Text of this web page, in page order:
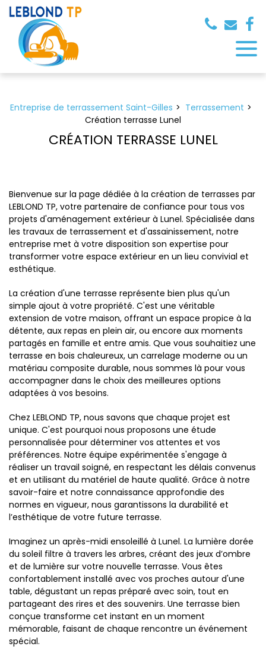
Entreprise de terrassement Saint-Gilles
Terrassement
Création terrasse Lunel
CRÉATION TERRASSE LUNEL
Bienvenue sur la page dédiée à la création de terrasses par
LEBLOND TP, votre partenaire de confiance pour tous vos
projets d'aménagement extérieur à Lunel. Spécialisée dans
les travaux de terrassement et d'assainissement, notre
entreprise met à votre disposition son expertise pour
transformer votre espace extérieur en un lieu convivial et
esthétique.
La création d'une terrasse représente bien plus qu'un
simple ajout à votre propriété. C'est une véritable
extension de votre maison, offrant un espace propice à la
détente, aux repas en plein air, ou encore aux moments
partagés en famille et entre amis. Que vous souhaitiez une
terrasse en bois chaleureux, un carrelage moderne ou un
matériau composite durable, nous sommes là pour vous
accompagner dans le choix des meilleures options
adaptées à vos besoins.
Chez LEBLOND TP, nous savons que chaque projet est
unique. C'est pourquoi nous proposons une étude
personnalisée pour déterminer vos attentes et vos
préférences. Notre équipe expérimentée s'engage à
réaliser un travail soigné, en respectant les délais convenus
et en utilisant du matériel de haute qualité. Grâce à notre
savoir-faire et notre connaissance approfondie des
normes en vigueur, nous garantissons la durabilité et
l’esthétique de votre future terrasse.
Imaginez un après-midi ensoleillé à Lunel. La lumière dorée
du soleil filtre à travers les arbres, créant des jeux d’ombre
et de lumière sur votre nouvelle terrasse. Vous êtes
confortablement installé avec vos proches autour d'une
table, dégustant un repas préparé avec soin, tout en
partageant des rires et des souvenirs. Une terrasse bien
conçue transforme cet instant en un moment
mémorable, faisant de chaque rencontre un événement
spécial.
Panneau de gestion des cookies